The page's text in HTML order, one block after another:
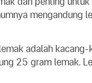
mengandung
adalah
25 gram lemak.